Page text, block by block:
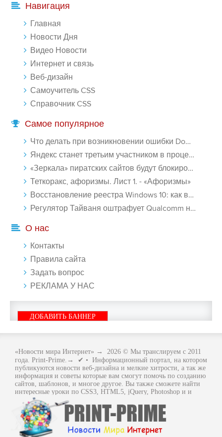
мимо ушей. Он никогда не бывает полезен никому, кроме того, кто
Навигация
Главная
Новости Дня
Видео Новости
Интернет и связь
Веб-дизайн
Самоучитель CSS
Справочник CSS
Самое популярное
Что делать при возникновении ошибки Download interrupted в Chrome - «Windows»
Яндекс станет третьим участником в процессе ФАС против Google - «Интернет»
«Зеркала» пиратских сайтов будут блокироваться! - «Интернет»
Теткоракс, афоризмы. Лист 1. - «Афоризмы»
Восстановление реестра Windows 10: как восстановить реестр Виндовс 10 - «Windows»
Регулятор Тайваня оштрафует Qualcomm на $774 млн - «Новости сети»
О нас
Контакты
Правила сайта
Задать вопрос
РЕКЛАМА У НАС
ДОБАВИТЬ БАННЕР
«Новости мира Интернет» → 2026 © Мы транслируем с 2011
года. Print-Prime.→ ✔ • Информационный портал, на котором
публикуются новости веб-дизайна и мелкие хитрости, а так же
информация и советы которые вам смогут помочь по созданию
сайтов, шаблонов, и многое другое. Вы также сможете найти
интересные уроки по CSS3, HTML5, jQuery, Photoshop и и
многое другое, интересное, с интернет мира. Вся информация
размещенная на сайте предназначена исключительно в
ознакомительных целях и ошибки в учении не кто не отменял
.. Как говориться - "Не бойся, когда не знаешь: страшно, когда
знать не хочется.